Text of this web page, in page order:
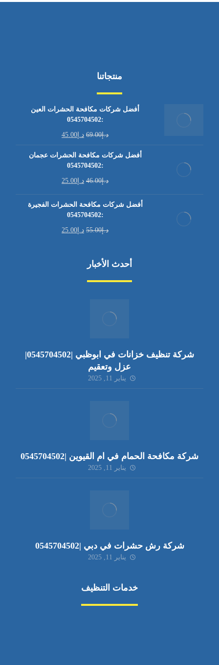
منتجاتنا
أفضل شركات مكافحة الحشرات العين
:0545704502
د.إ69.00 د.إ 45.00
أفضل شركات مكافحة الحشرات عجمان
:0545704502
د.إ46.00 د.إ 25.00
أفضل شركات مكافحة الحشرات الفجيرة
:0545704502
د.إ55.00 د.إ 25.00
أحدث الأخبار
شركة تنظيف خزانات في ابوظبي |0545704502|
عزل وتعقيم
يناير 11, 2025
شركة مكافحة الحمام في ام القيوين |0545704502
يناير 11, 2025
شركة رش حشرات في دبي |0545704502
يناير 11, 2025
خدمات التنظيف